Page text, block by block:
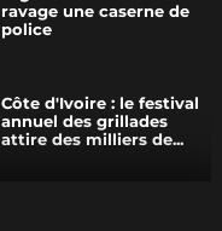
ravage une caserne de
police
Côte d'Ivoire : le festival
annuel des grillades
attire des milliers de...